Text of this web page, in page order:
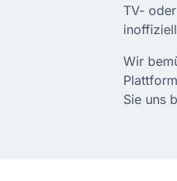
TV-
Wir
Sie uns